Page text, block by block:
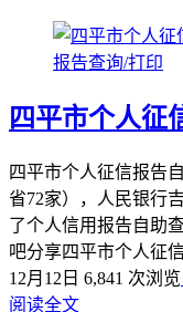
报告查询/打印
四平市个人征
四平市个人征信报告
省72家），人民银行
了个人信用报告自助
吧分享四平市个人征
12月12日 6,841 次浏览
阅读全文